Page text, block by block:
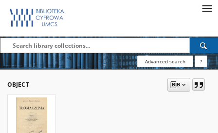
Advanced search ?
OBJECT